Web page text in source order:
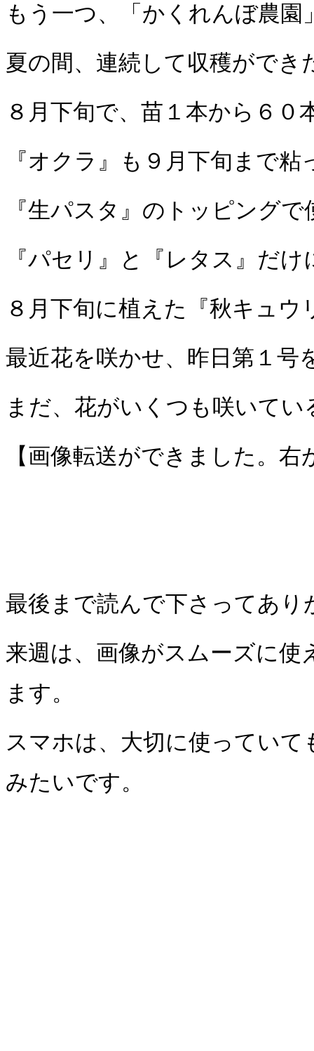
もう一つ、「かくれんぼ農園
夏の間、連続して収穫ができ
８月下旬で、苗１本から６０
『オクラ』も９月下旬まで
『生パスタ』のトッピング
『パセリ』と『レタス』だ
８月下旬に植えた『秋キュウ
最近花を咲かせ、昨日第１号
まだ、花がいくつも咲いて
【画像転送ができました。
最後まで読んで下さってあ
来週は、画像がスムーズに
ます。
スマホは、大切に使ってい
みたいです。